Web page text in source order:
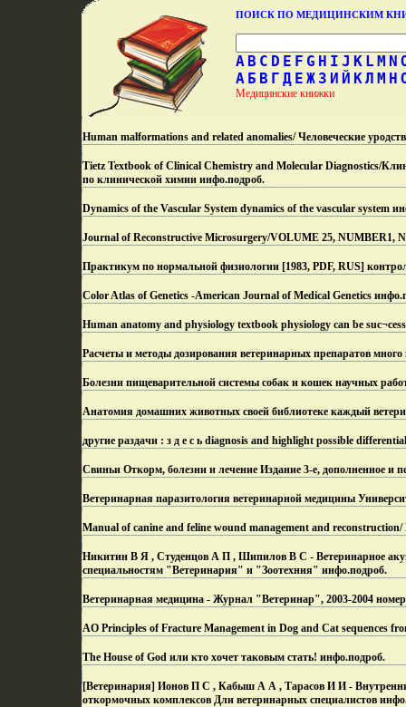
ПОИСК ПО МЕДИЦИНСКИМ
A B C D E F G H I J K L M N
А Б В Г Д Е Ж З И Й КЛ М Н
Медицинские книжки
Human malformations and related anomalies/ Человеческие
Tietz Textbook of Clinical Chemistry and Molecular Diagnostics/
по клинической химии инфо.подроб.
Dynamics of the Vascular System dynamics of the vascular system
Journal of Reconstructive Microsurgery/VOLUME 25, NUMBER1,
Практикум по нормальной физиологии [1983, PDF, RUS]
Color Atlas of Genetics -American Journal of Medical Genetics инфо.
Human anatomy and physiology textbook physiology can be
Расчеты и методы дозирования ветеринарных препаратов много
Болезни пищеварительной системы собак и кошек научных
Анатомия домашних животных своей библиотеке каждый
другие раздачи : з д е с ь diagnosis and highlight possible
Свиньи Откорм, болезни и лечение Издание 3-е, дополненное и
Ветеринарная паразитология ветеринарной медицины
Manual of canine and feline wound management and
Никитин В Я , Студенцов А П , Шипилов В С - Ветеринарное
специальностям "Ветеринария" и "Зоотехния" инфо.подроб.
Ветеринарная медицина - Журнал "Ветеринар", 2003-2004
AO Principles of Fracture Management in Dog and Cat sequences
The House of God или кто хочет таковым стать! инфо.подроб.
[Ветеринария] Ионов П С , Кабыш А А , Тарасов И И -
откормочных комплексов Дли ветеринарных специалистов